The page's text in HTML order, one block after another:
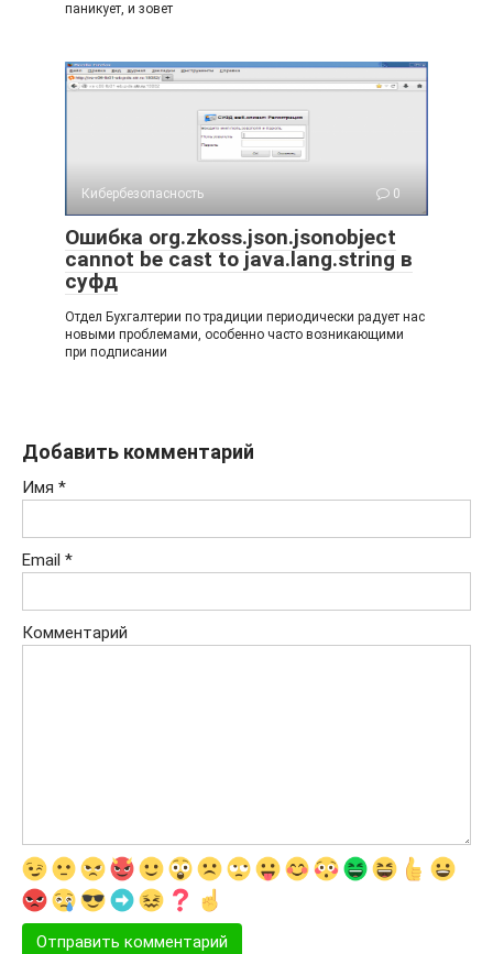
паникует, и зовет
Кибербезопасность 0
Ошибка org.zkoss.json.jsonobject
cannot be cast to java.lang.string в
суфд
Отдел Бухгалтерии по традиции периодически радует нас
новыми проблемами, особенно часто возникающими
при подписании
Добавить комментарий
Имя *
Email *
Комментарий